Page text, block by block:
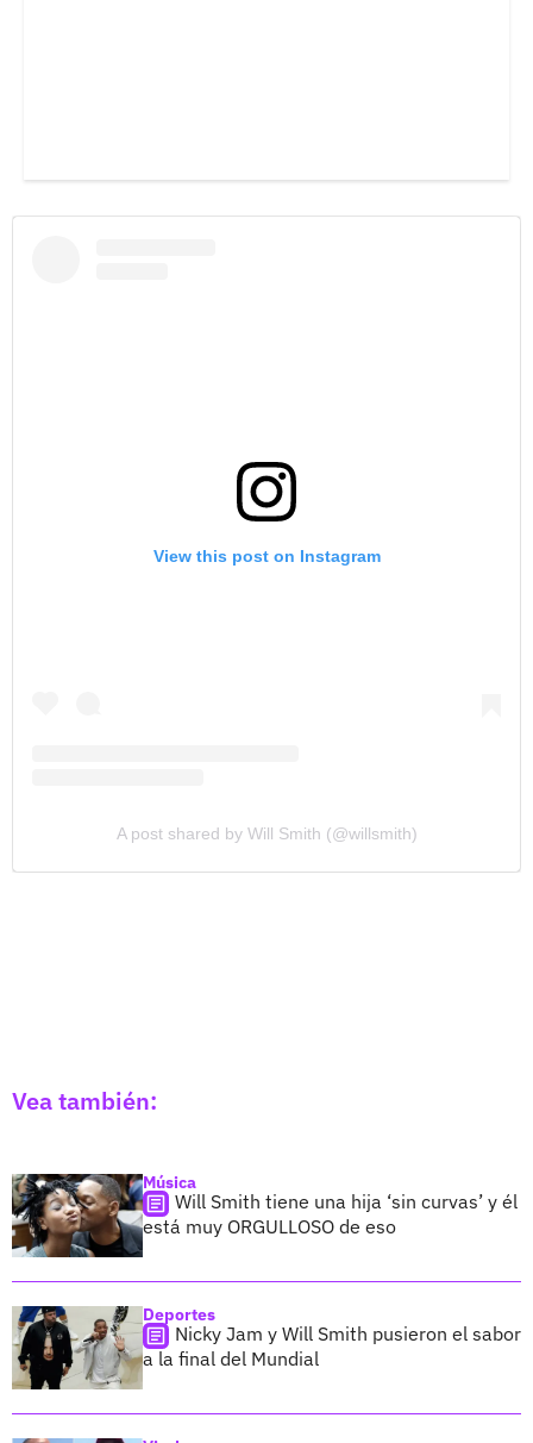
View this post on Instagram
A post shared by Will Smith (@willsmith)
Vea también:
Música
Will Smith tiene una hija ‘sin curvas’ y él
está muy ORGULLOSO de eso
Deportes
Nicky Jam y Will Smith pusieron el sabor
a la final del Mundial